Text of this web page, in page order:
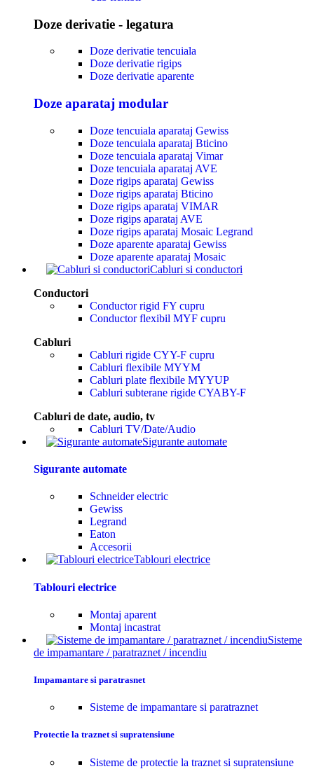
Doze derivatie - legatura
Doze derivatie tencuiala
Doze derivatie rigips
Doze derivatie aparente
Doze aparataj modular
Doze tencuiala aparataj Gewiss
Doze tencuiala aparataj Bticino
Doze tencuiala aparataj Vimar
Doze tencuiala aparataj AVE
Doze rigips aparataj Gewiss
Doze rigips aparataj Bticino
Doze rigips aparataj VIMAR
Doze rigips aparataj AVE
Doze rigips aparataj Mosaic Legrand
Doze aparente aparataj Gewiss
Doze aparente aparataj Mosaic
Cabluri si conductori
Conductori
Conductor rigid FY cupru
Conductor flexibil MYF cupru
Cabluri
Cabluri rigide CYY-F cupru
Cabluri flexibile MYYM
Cabluri plate flexibile MYYUP
Cabluri subterane rigide CYABY-F
Cabluri de date, audio, tv
Cabluri TV/Date/Audio
Sigurante automate
Sigurante automate
Schneider electric
Gewiss
Legrand
Eaton
Accesorii
Tablouri electrice
Tablouri electrice
Montaj aparent
Montaj incastrat
Sisteme
de impamantare / paratraznet / incendiu
Impamantare si paratrasnet
Sisteme de impamantare si paratraznet
Protectie la traznet si supratensiune
Sisteme de protectie la traznet si supratensiune